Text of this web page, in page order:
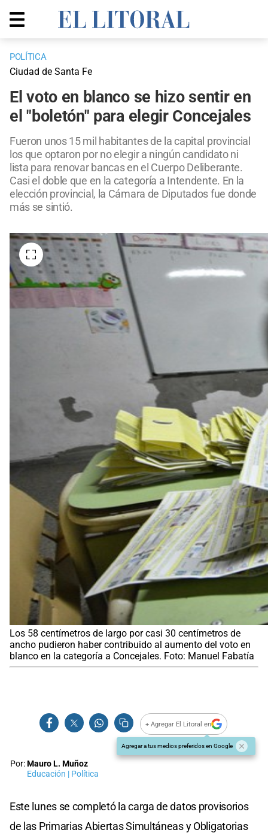
POLÍTICA
Ciudad de Santa Fe
El voto en blanco se hizo sentir en
el "boletón" para elegir Concejales
Fueron unos 15 mil habitantes de la capital provincial
los que optaron por no elegir a ningún candidato ni
lista para renovar bancas en el Cuerpo Deliberante.
Casi el doble que en la categoría a Intendente. En la
elección provincial, la Cámara de Diputados fue donde
más se sintió.
Los 58 centímetros de largo por casi 30 centímetros de
ancho pudieron haber contribuido al aumento del voto en
blanco en la categoría a Concejales. Foto: Manuel Fabatía
+ Agregar El Litoral en
Agregar a tus medios preferidos en Google
Por:Mauro L. Muñoz
Educación | Política
Este lunes se completó la carga de datos provisorios
de las Primarias Abiertas Simultáneas y Obligatorias